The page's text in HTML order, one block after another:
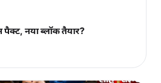
नया ब्लॉक तैयार?